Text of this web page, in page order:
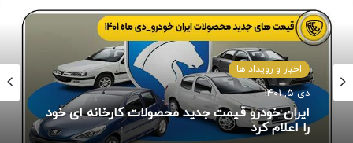
اخبار و رویداد ها
دی ۵, ۱۴۰۱
اخبار و رویداد ها
بهمن ۲۴, ۱۴۰۴
ثبت نام خودرو طرح مادران؛ حمایت از جوانی
جمعیت با شرایط جدید ایران خودرو ، سایپا و بهمن